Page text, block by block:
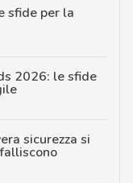
sfide per la
2026: le sfide
sicurezza si